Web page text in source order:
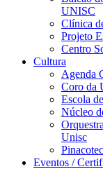
UNISC
Clínica
Projeto
Centro
Cultura
Agenda
Coro da
Escola
Núcleo
Unisc
Eventos /